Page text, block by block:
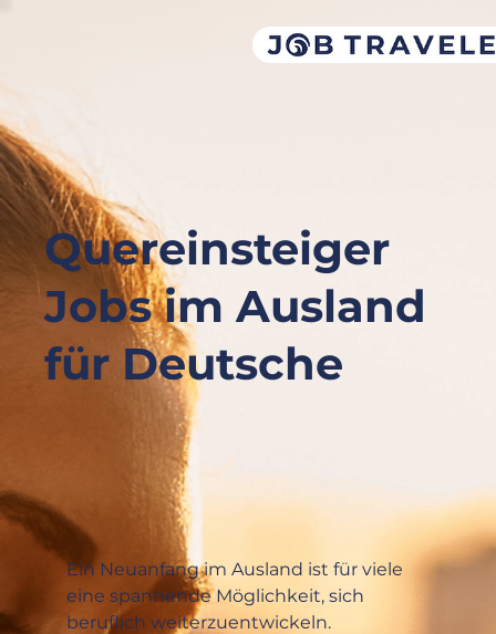
Quereinsteiger
Jobs im Ausland
für Deutsche
Ein Neuanfang im Ausland ist für viele
eine spannende Möglichkeit, sich
beruflich weiterzuentwickeln.